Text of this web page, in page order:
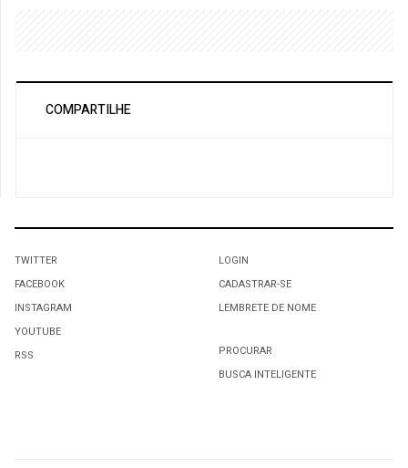
COMPARTILHE
TWITTER
FACEBOOK
INSTAGRAM
YOUTUBE
RSS
LOGIN
CADASTRAR-SE
LEMBRETE DE NOME
PROCURAR
BUSCA INTELIGENTE